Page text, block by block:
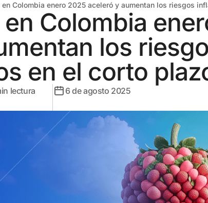
Colombia enero 2025 aceleró y aumentan los riesgos
Colombia
los
en el corto
lectura 6 de agosto 2025